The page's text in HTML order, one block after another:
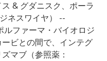
& グダニスク、ポーラ
ジネスワイヤ） --
ルファーマ・バイオロジ
ビとの間で、インテグ
マブ（参照薬：